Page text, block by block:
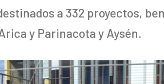
a 332 proyectos,
y Parinacota y Aysén.